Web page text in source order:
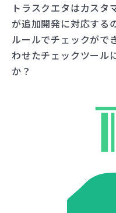
トラスクエタはカスタ
が追加開発に対応する
ルールでチェックがで
わせたチェックツール
か？